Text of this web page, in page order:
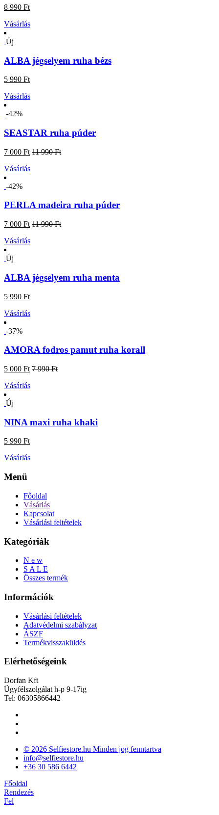
8 990 Ft
Vásárlás
Új
ALBA jégselyem ruha bézs
5 990 Ft
Vásárlás
-42%
SEASTAR ruha púder
7 000 Ft 11 990 Ft
Vásárlás
-42%
PERLA madeira ruha púder
7 000 Ft 11 990 Ft
Vásárlás
Új
ALBA jégselyem ruha menta
5 990 Ft
Vásárlás
-37%
AMORA fodros pamut ruha korall
5 000 Ft 7 990 Ft
Vásárlás
Új
NINA maxi ruha khaki
5 990 Ft
Vásárlás
Menü
Főoldal
Vásárlás
Kapcsolat
Vásárlási feltételek
Kategóriák
N e w
S A L E
Összes termék
Információk
Vásárlási feltételek
Adatvédelmi szabályzat
ÁSZF
Termékvisszaküldés
Elérhetőségeink
Dorfan Kft
Ügyfélszolgálat h-p 9-17ig
Tel: 06305866442
© 2026 Selfiestore.hu Minden jog fenntartva
info@selfiestore.hu
+36 30 586 6442
Főoldal
Rendezés
Fel